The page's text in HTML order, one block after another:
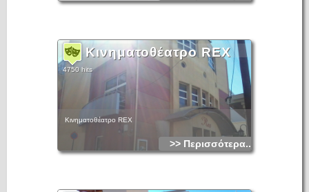
Κινηματοθέατρο REX
4750 hits
Κινηματοθέατρο REX
>> Περισσότερα...